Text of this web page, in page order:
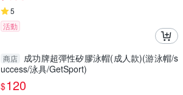
5
活動
商店
成功牌超彈性矽膠泳帽(成人款)(游泳帽/s
uccess/泳具/GetSport)
$120